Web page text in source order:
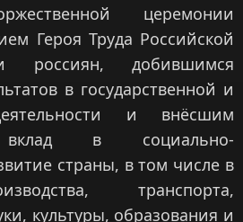
церемонии
Героя Труда Российской
россиян, добившимся
в государственной и
и внёсшим
вклад в социально-
страны, в том числе в
транспорта,
культуры, образования и